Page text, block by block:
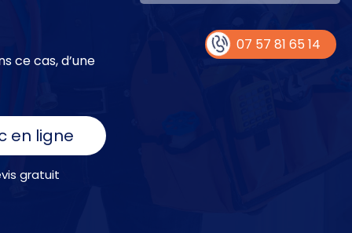
ce cas, d’une
en ligne
gratuit
07 57 81 65 14